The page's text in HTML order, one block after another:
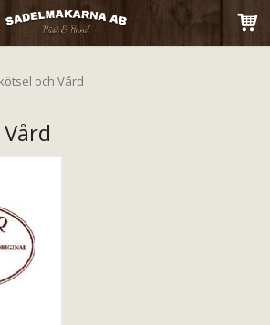
har blivit tillagd i varukorgen
och Vård